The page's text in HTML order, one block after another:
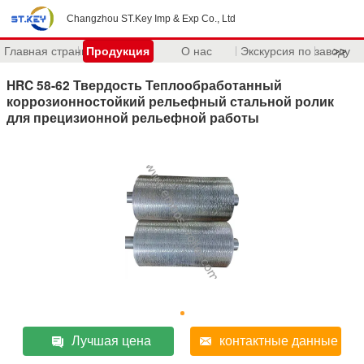
Changzhou ST.Key Imp & Exp Co., Ltd
Главная страницаПродукция О нас Экскурсия по заводу
>>
HRC 58-62 Твердость Теплообработанный
коррозионностойкий рельефный стальной ролик
для прецизионной рельефной работы
Лучшая цена контактные данные